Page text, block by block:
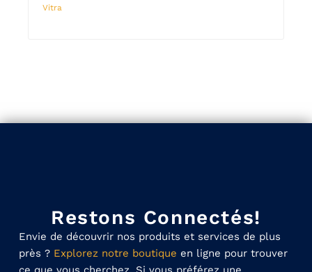
Vitra
Restons Connectés!
Envie de découvrir nos produits et services de plus
près ? Explorez notre boutique en ligne pour trouver